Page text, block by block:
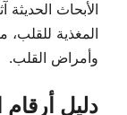
الأبحاث
المغذية للقلب،
وأمراض القلب.
دليل